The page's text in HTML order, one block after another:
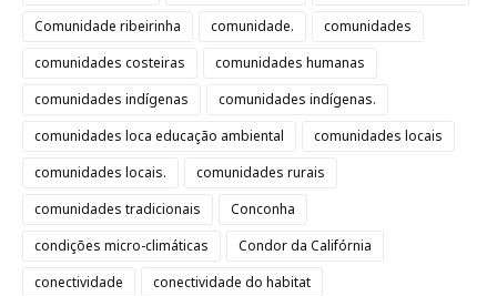
Comunidade ribeirinha
comunidade.
comunidades
comunidades costeiras
comunidades humanas
comunidades indígenas
comunidades indígenas.
comunidades loca educação ambiental
comunidades locais
comunidades locais.
comunidades rurais
comunidades tradicionais
Conconha
condições micro-climáticas
Condor da Califórnia
conectividade
conectividade do habitat